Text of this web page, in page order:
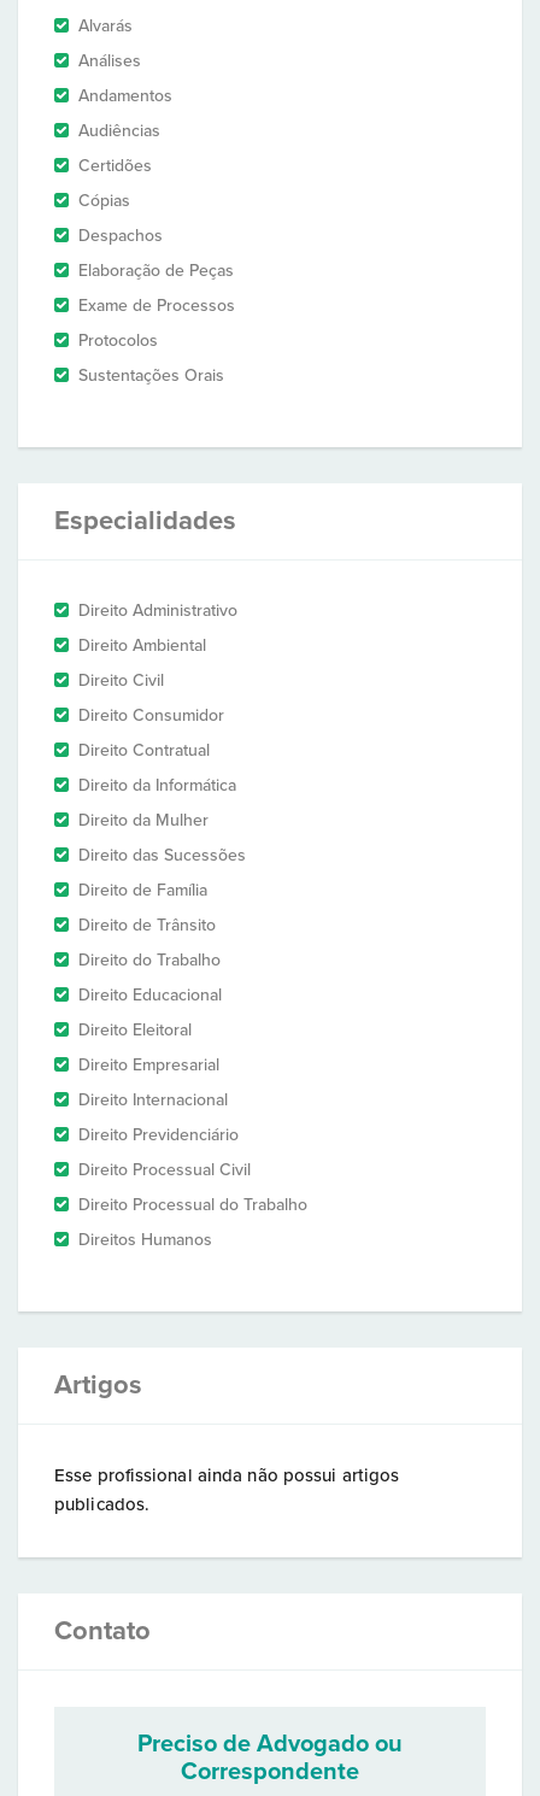
Alvarás
Análises
Andamentos
Audiências
Certidões
Cópias
Despachos
Elaboração de Peças
Exame de Processos
Protocolos
Sustentações Orais
Especialidades
Direito Administrativo
Direito Ambiental
Direito Civil
Direito Consumidor
Direito Contratual
Direito da Informática
Direito da Mulher
Direito das Sucessões
Direito de Família
Direito de Trânsito
Direito do Trabalho
Direito Educacional
Direito Eleitoral
Direito Empresarial
Direito Internacional
Direito Previdenciário
Direito Processual Civil
Direito Processual do Trabalho
Direitos Humanos
Artigos
Esse profissional ainda não possui artigos
publicados.
Contato
Preciso de Advogado ou
Correspondente